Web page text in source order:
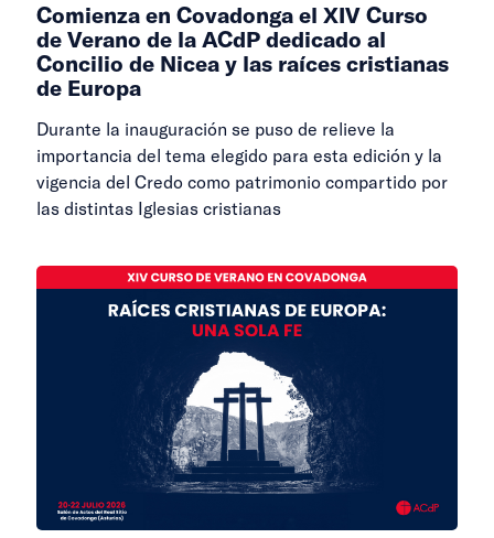
Comienza en Covadonga el XIV Curso
de Verano de la ACdP dedicado al
Concilio de Nicea y las raíces cristianas
de Europa
Durante la inauguración se puso de relieve la
importancia del tema elegido para esta edición y la
vigencia del Credo como patrimonio compartido por
las distintas Iglesias cristianas